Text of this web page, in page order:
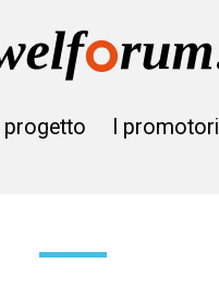
Il progetto I promotori